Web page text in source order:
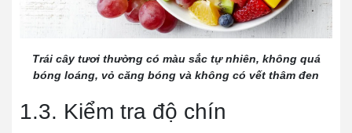
Trái cây tươi thường có màu sắc tự nhiên, không quá
bóng loáng, vỏ căng bóng và không có vết thâm đen
1.3. Kiểm tra độ chín